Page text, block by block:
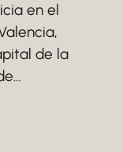
en el
de la